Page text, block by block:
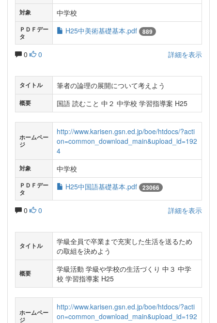
対象 中学校
ＰＤＦデー
タ
H25中美術基礎基本.pdf 889
0 0 詳細を表示
タイトル 筆者の論理の展開について考えよう
概要 国語 読むこと 中２ 中学校 学習指導案 H25
ホームペー
ジ
http://www.karisen.gsn.ed.jp/boe/htdocs/?acti
on=common_download_main&upload_id=192
4
対象 中学校
ＰＤＦデー
タ
H25中国語基礎基本.pdf 23066
0 0 詳細を表示
タイトル
学級全員で卒業まで充実した生活を送るため
の取組を決めよう
概要
学級活動 学級や学校の生活づくり 中３ 中学
校 学習指導案 H25
ホームペー
ジ
http://www.karisen.gsn.ed.jp/boe/htdocs/?acti
on=common_download_main&upload_id=192